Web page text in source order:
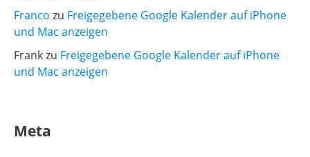
Franco zu Freigegebene Google Kalender auf iPhone
und Mac anzeigen
Frankzu Freigegebene Google Kalender auf iPhone
und Mac anzeigen
Meta